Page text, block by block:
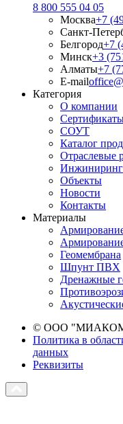
8 800 555 04 05
Москва+7
Санкт-
Белгород+7
Минск+3
Алматы+7
E-mail
Категория
О компании
СОУТ
Каталог
Отраслевые
Инжиниринг
Объекты
Новости
Контакты
Материалы
Геомембрана
Шпунт ПВХ
Дренажные
© ООО "МИАКОМ
Политика в
данных
Реквизиты